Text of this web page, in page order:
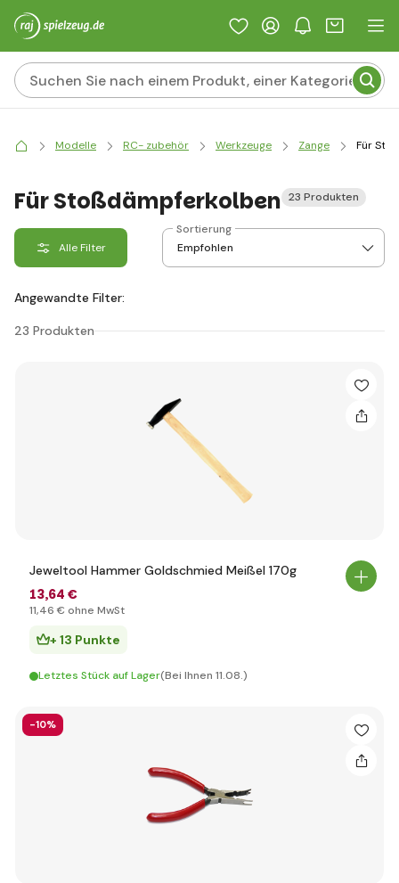
Modelle RC- zubehör Werkzeuge Zange Für
Für Stoßdämpferkolben 23 Produkten
Alle Filter
Sortierung
Angewandte Filter:
23 Produkten
Jeweltool Hammer Goldschmied Meißel 170g
13,64 €
11,46 € ohne MwSt
+ 13 Punkte
Letztes Stück auf Lager(Bei Ihnen 11.08.)
-10%